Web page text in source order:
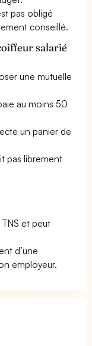
pas obligé
conseillé.
salarié
une mutuelle
au moins 50
un panier de
pas librement
et peut
d’une
employeur.